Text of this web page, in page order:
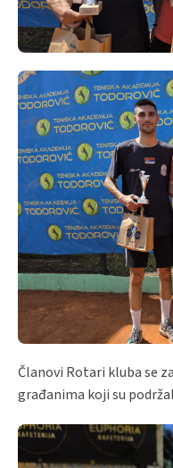
Članovi Rotari kluba se
građanima koji su